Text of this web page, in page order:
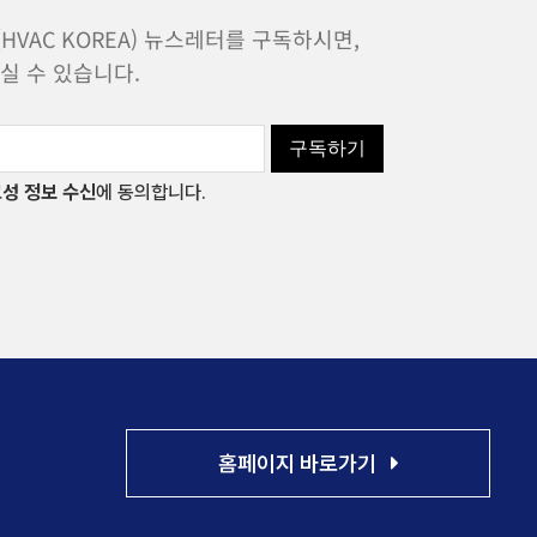
KOREA) 뉴스레터를 구독하시면,
수 있습니다.
구독하기
정보 수신에 동의합니다.
홈페이지 바로가기